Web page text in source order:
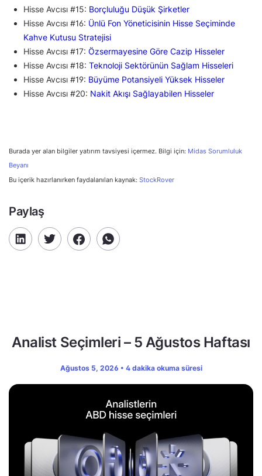
Hisse Avcısı #15: Borçluluğu Düşük Şirketler
Hisse Avcısı #16: Ünlü Fon Yöneticisinin Hisse Seçiminde
Kahve Kutusu Stratejisi
Hisse Avcısı #17: Özsermayesine Göre Cazip Hisseler
Hisse Avcısı #18: Teknoloji Sektörünün Sağlam Hisseleri
Hisse Avcısı #19: Büyüme Potansiyeli Yüksek Hisseler
Hisse Avcısı #20: Nakit Akışı Sağlayabilen Hisseler
Burada yer alan bilgiler yatırım tavsiyesi içermez. Bilgi için: Midas Sorumluluk
Beyanı
Bu içerik hazırlanırken faydalanılan kaynak: StockRover
Paylaş
Analist Seçimleri – 5 Ağustos Haftası
Ağustos 5, 2026 • 4 dakika okuma süresi